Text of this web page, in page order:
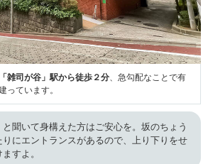
雑司が谷」駅から徒歩２分 、急勾配なことで有
っています。
と聞いて身構えた方はご安心を。坂のちょう
りにエントランスがあるので、上り下りをせ
すよ。